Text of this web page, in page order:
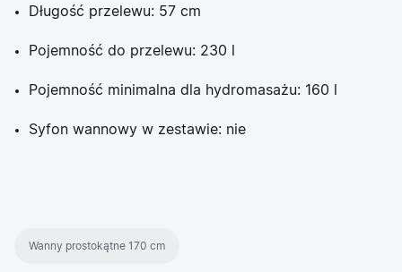
Długość przelewu: 57 cm
Pojemność do przelewu: 230 l
Pojemność minimalna dla hydromasażu: 160 l
Syfon wannowy w zestawie: nie
Wanny prostokątne 170 cm